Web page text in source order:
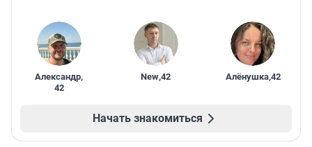
Александр,
42
New,42 Алёнушка,42
Начать знакомиться